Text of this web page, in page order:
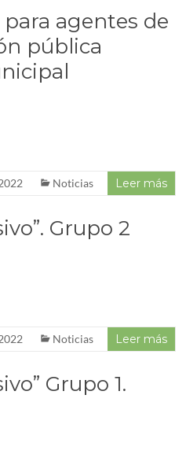
agentes de
pública
Noticias Leer más
Grupo 2
Noticias Leer más
Grupo 1.